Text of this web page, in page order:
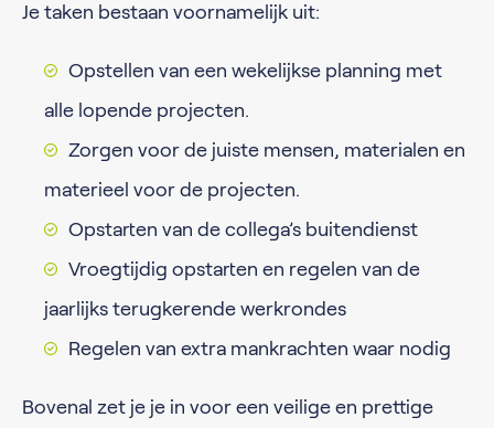
Je taken bestaan voornamelijk uit:
Opstellen van een wekelijkse planning met
alle lopende projecten.
Zorgen voor de juiste mensen, materialen en
materieel voor de projecten.
Opstarten van de collega’s buitendienst
Vroegtijdig opstarten en regelen van de
jaarlijks terugkerende werkrondes
Regelen van extra mankrachten waar nodig
Bovenal zet je je in voor een veilige en prettige